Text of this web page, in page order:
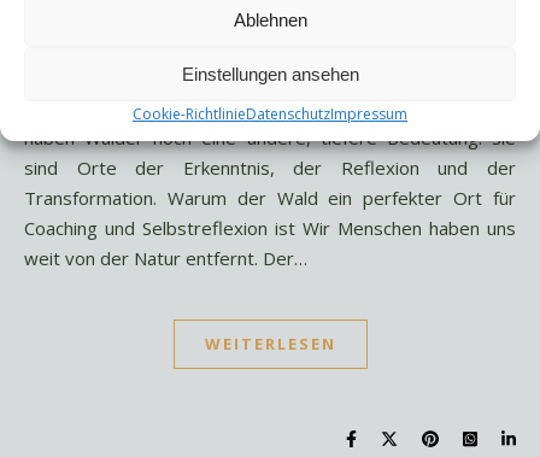
Ablehnen
Einstellungen ansehen
Cookie-RichtlinieDatenschutzImpressum
ins Leben gerufen, um auf die Bedeutung unserer Wälder
Klima, für die Artenvielfalt – und nicht zuletzt für uns
Menschen selbst. Doch neben ihrer ökologischen Rolle
haben Wälder noch eine andere, tiefere Bedeutung: Sie
sind Orte der Erkenntnis, der Reflexion und der
Transformation. Warum der Wald ein perfekter Ort für
Coaching und Selbstreflexion ist Wir Menschen haben uns
weit von der Natur entfernt. Der…
WEITERLESEN